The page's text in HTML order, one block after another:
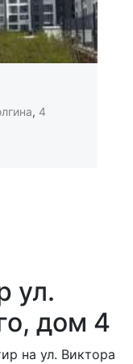
, 4
ул.
дом 4
на ул. Виктора